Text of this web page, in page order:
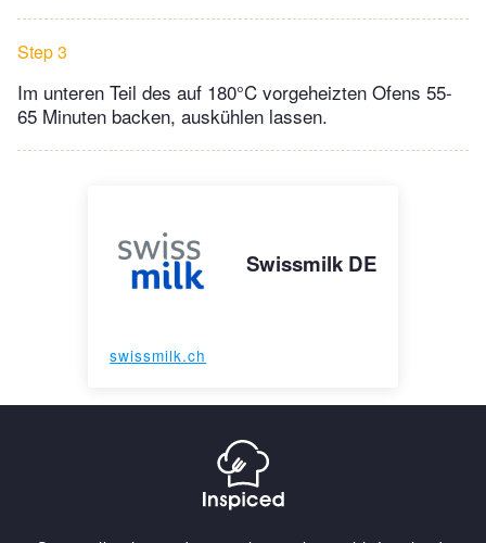
Step 3
Im unteren Teil des auf 180°C vorgeheizten Ofens 55-
65 Minuten backen, auskühlen lassen.
Swissmilk DE
swissmilk.ch